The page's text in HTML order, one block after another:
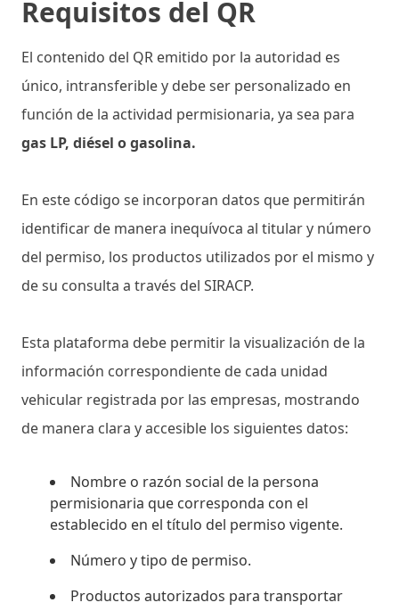
Requisitos del QR
El contenido del QR emitido por la autoridad es
único, intransferible y debe ser personalizado en
función de la actividad permisionaria, ya sea para
gas LP, diésel o gasolina.
En este código se incorporan datos que permitirán
identificar de manera inequívoca al titular y número
del permiso, los productos utilizados por el mismo y
de su consulta a través del SIRACP.
Esta plataforma debe permitir la visualización de la
información correspondiente de cada unidad
vehicular registrada por las empresas, mostrando
de manera clara y accesible los siguientes datos:
Nombre o razón social de la persona
permisionaria que corresponda con el
establecido en el título del permiso vigente.
Número y tipo de permiso.
Productos autorizados para transportar